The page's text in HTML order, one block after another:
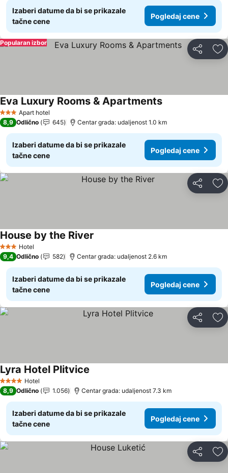
Izaberi datume da bi se prikazale
tačne cene
Pogledaj cene
Deli
Popularan izbor
3 ZvezdiceApart hotel
Eva Luxury Rooms & Apartments
8,9 Odlično 645 Centar grada: udaljenost 1.0 km
Izaberi datume da bi se prikazale
tačne cene
Pogledaj cene
Deli
3 Zvezdice
Hotel
House by the River
9,4 Odlično 582 Centar grada: udaljenost 2.6 km
Izaberi datume da bi se prikazale
tačne cene
Pogledaj cene
Deli
4 ZvezdiceHotel
Lyra Hotel Plitvice
8,9 Odlično 1.056 Centar grada: udaljenost 7.3 km
Izaberi datume da bi se prikazale
tačne cene
Pogledaj cene
Deli